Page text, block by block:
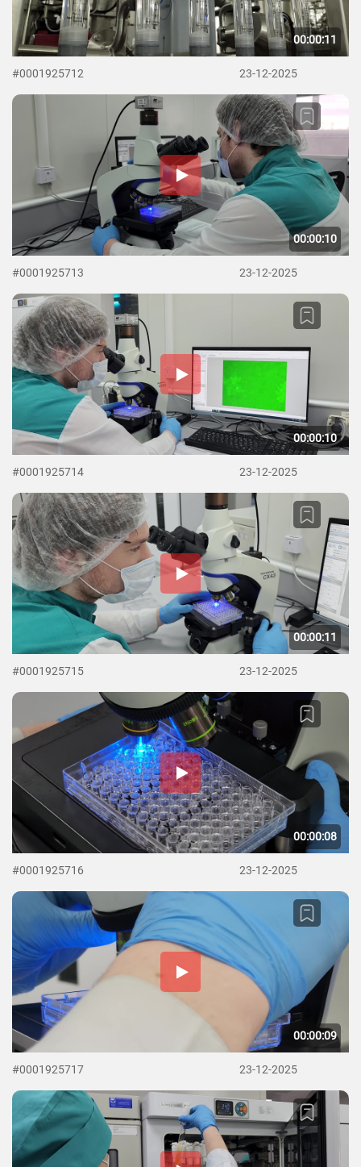
00:00:11
#0001925712 23-12-2025
00:00:10
#0001925713 23-12-2025
00:00:10
#0001925714 23-12-2025
00:00:11
#0001925715 23-12-2025
00:00:08
#0001925716 23-12-2025
00:00:09
#0001925717 23-12-2025